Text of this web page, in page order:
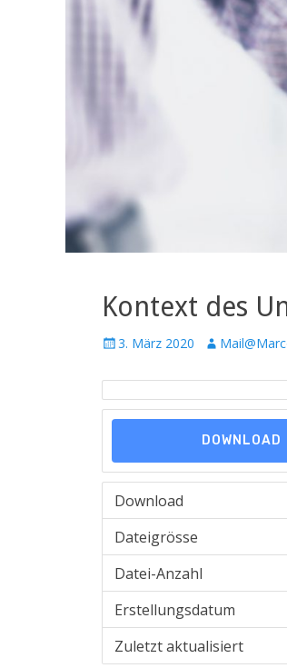
Kontext des
P
s
t
n
3. März 2020
A
t
h
o
rDOWNLOAD
Download
Dateigrösse
Datei-Anzahl
Erstellungsdatum
Zuletzt aktualisiert